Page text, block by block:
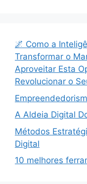
🌌 Como a
Transformar o
Aproveitar Esta
Revolucionar o
A Aldeia Digital
Métodos
Digital
10 melhores